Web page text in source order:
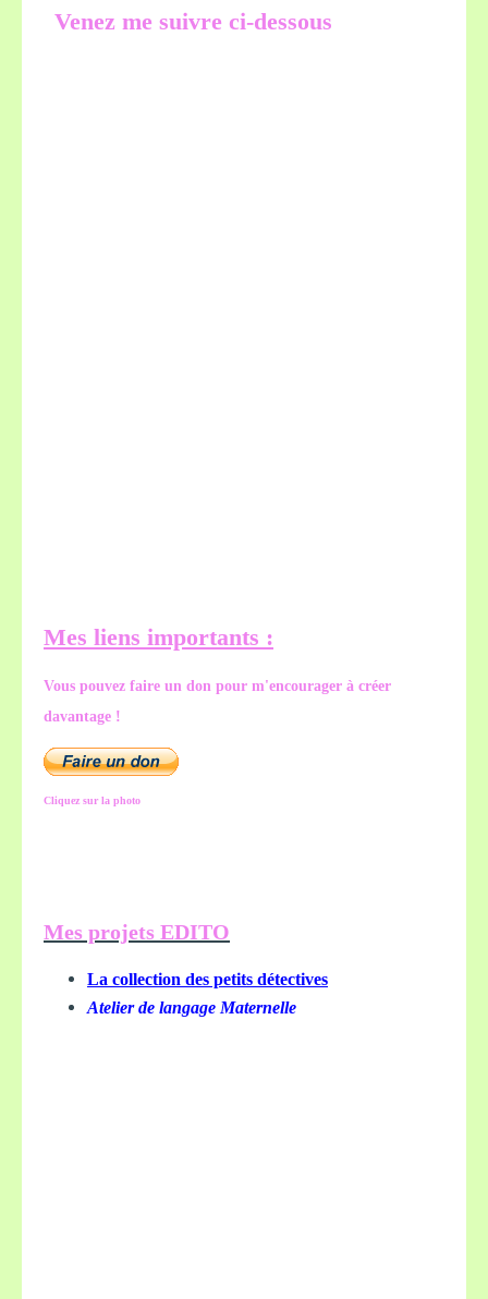
Venez me suivre ci-dessous
Mes liens importants :
Vous pouvez faire un don pour m'encourager à créer
davantage !
Cliquez sur la photo
Mes projets EDITO
La collection des petits détectives
Atelier de langage Maternelle